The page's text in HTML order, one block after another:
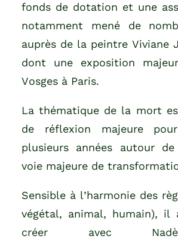
fonds de dotation et une
notamment mené de
auprès de la peintre Viviane
dont une exposition
Vosges à Paris.
La thématique de la mort
de réflexion majeure
plusieurs années autour de
voie majeure de
Sensible à l’harmonie des
végétal, animal, humain),
créer avec